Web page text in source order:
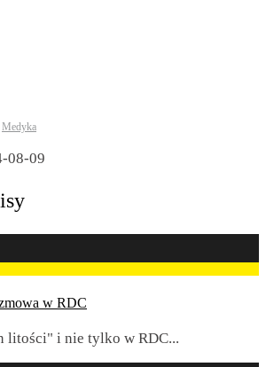
Medyka
08-09
w RDC
litości" i nie tylko w RDC...